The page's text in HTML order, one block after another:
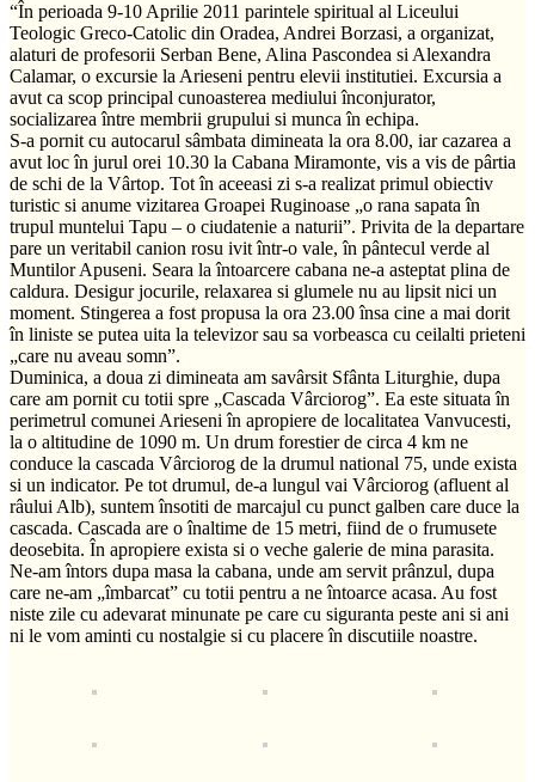
“În perioada 9-10 Aprilie 2011 parintele spiritual al Liceului
Teologic Greco-Catolic din Oradea, Andrei Borzasi, a organizat,
alaturi de profesorii Serban Bene, Alina Pascondea si Alexandra
Calamar, o excursie la Arieseni pentru elevii institutiei. Excursia a
avut ca scop principal cunoasterea mediului înconjurator,
socializarea între membrii grupului si munca în echipa.
S-a pornit cu autocarul sâmbata dimineata la ora 8.00, iar cazarea a
avut loc în jurul orei 10.30 la Cabana Miramonte, vis a vis de pârtia
de schi de la Vârtop. Tot în aceeasi zi s-a realizat primul obiectiv
turistic si anume vizitarea Groapei Ruginoase „o rana sapata în
trupul muntelui Tapu – o ciudatenie a naturii”. Privita de la departare
pare un veritabil canion rosu ivit într-o vale, în pântecul verde al
Muntilor Apuseni. Seara la întoarcere cabana ne-a asteptat plina de
caldura. Desigur jocurile, relaxarea si glumele nu au lipsit nici un
moment. Stingerea a fost propusa la ora 23.00 însa cine a mai dorit
în liniste se putea uita la televizor sau sa vorbeasca cu ceilalti prieteni
„care nu aveau somn”.
Duminica, a doua zi dimineata am savârsit Sfânta Liturghie, dupa
care am pornit cu totii spre „Cascada Vârciorog”. Ea este situata în
perimetrul comunei Arieseni în apropiere de localitatea Vanvucesti,
la o altitudine de 1090 m. Un drum forestier de circa 4 km ne
conduce la cascada Vârciorog de la drumul national 75, unde exista
si un indicator. Pe tot drumul, de-a lungul vai Vârciorog (afluent al
râului Alb), suntem însotiti de marcajul cu punct galben care duce la
cascada. Cascada are o înaltime de 15 metri, fiind de o frumusete
deosebita. În apropiere exista si o veche galerie de mina parasita.
Ne-am întors dupa masa la cabana, unde am servit prânzul, dupa
care ne-am „îmbarcat” cu totii pentru a ne întoarce acasa. Au fost
niste zile cu adevarat minunate pe care cu siguranta peste ani si ani
ni le vom aminti cu nostalgie si cu placere în discutiile noastre.